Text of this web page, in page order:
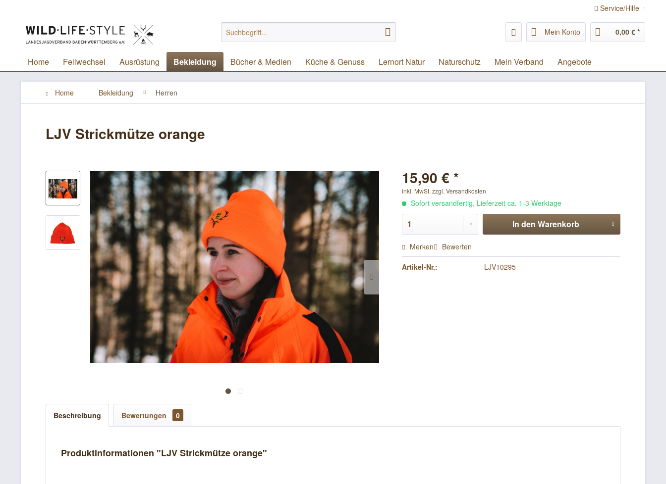
Service/Hilfe
Mein Konto 0,00 € *
Home Fellwechsel Ausrüstung Bekleidung Bücher & Medien Küche & Genuss Lernort Natur Naturschutz Mein Verband Angebote
Home Bekleidung Herren
LJV Strickmütze orange
15,90 € *
inkl. MwSt.zzgl. Versandkosten
Sofort versandfertig, Lieferzeit ca. 1-3 Werktage
In den Warenkorb
Merken Bewerten
Artikel-Nr.: LJV10295
Beschreibung Bewertungen 0
Produktinformationen "LJV Strickmütze orange"